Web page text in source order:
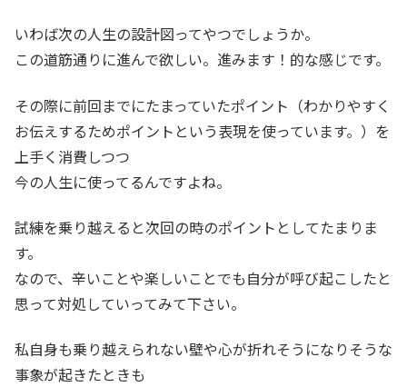
いわば次の人生の設計図ってやつでしょうか。
この道筋通りに進んで欲しい。進みます！的な感じです。
その際に前回までにたまっていたポイント（わかりやすく
お伝えするためポイントという表現を使っています。）を
上手く消費しつつ
今の人生に使ってるんですよね。
試練を乗り越えると次回の時のポイントとしてたまりま
す。
なので、辛いことや楽しいことでも自分が呼び起こしたと
思って対処していってみて下さい。
私自身も乗り越えられない壁や心が折れそうになりそうな
事象が起きたときも